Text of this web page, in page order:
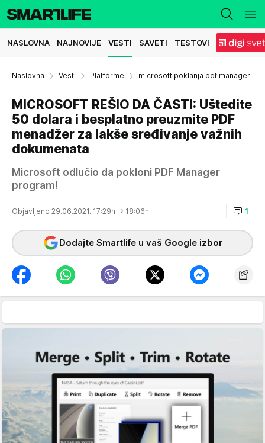
NASLOVNA NAJNOVIJE VESTI SAVETI TESTOVI
Naslovna Vesti Platforme microsoft poklanja pdf manager
MICROSOFT REŠIO DA ČASTI: Uštedite
50 dolara i besplatno preuzmite PDF
menadžer za lakše sređivanje važnih
dokumenata
Microsoft odlučio da pokloni PDF Manager
program!
Objavljeno 29.06.2021. 17:29h → 18:06h 1
Dodajte Smartlife u vaš Google izbor